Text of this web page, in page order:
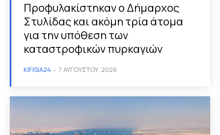
Προφυλακίστηκαν ο Δήμαρχος
Στυλίδας και ακόμη τρία άτομα
για την υπόθεση των
καταστροφικών πυρκαγιών
KIFISIA24 - 7 ΑΥΓΟΎΣΤΟΥ, 2026